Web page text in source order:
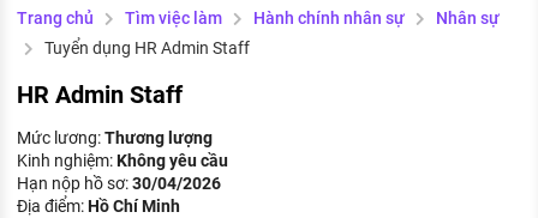
Việc làm ngành luật
Việc làm tốt nhất
CÔNG TY
Tải CV lên
MẪU CV THEO STYLE
Mẫu CV đơn giản
Tính thuế thu nhập cá nhân
Chính sách mới
PHÁP LUẬT LAO ĐỘNG
Lao động và tiền lương
Bảo hiểm và phúc lợi
Trang chủ Tìm việc làm Hành chính nhân sự
Nhân sự
Tuyển dụng HR Admin Staff
HR Admin Staff
Mức lương:Thương lượng
Kinh nghiệm:Không yêu cầu
Hạn nộp hồ sơ:30/04/2026
Địa điểm:Hồ Chí Minh